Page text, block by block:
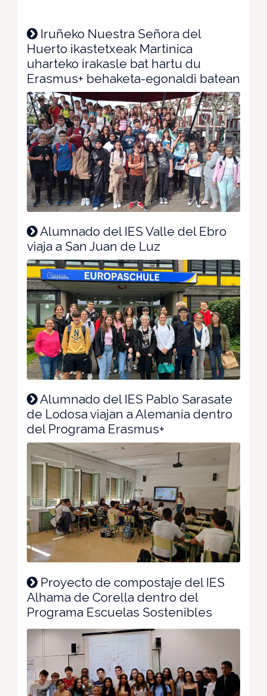
Iruñeko Nuestra Señora del
Huerto ikastetxeak Martinica
uharteko irakasle bat hartu du
Erasmus+ behaketa-egonaldi batean
Alumnado del IES Valle del Ebro
viaja a San Juan de Luz
Alumnado del IES Pablo Sarasate
de Lodosa viajan a Alemania dentro
del Programa Erasmus+
Proyecto de compostaje del IES
Alhama de Corella dentro del
Programa Escuelas Sostenibles